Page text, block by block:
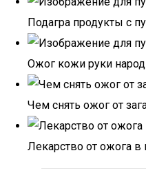
Подагра продукты с
Ожог кожи руки
Чем снять ожог от
Лекарство от ожога в